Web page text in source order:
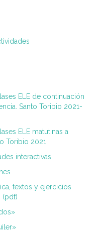
ELE de continuación
Santo Toribio 2021-
ELE matutinas a
Toribio 2021
interactivas
textos y ejercicios
(pdf)